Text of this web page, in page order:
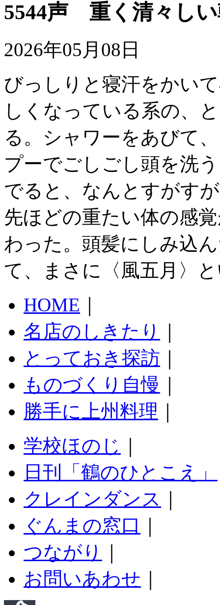
5544声 重く清々し
2026年05月08日
びっしりと寝汗をかい
しくなっている系の、
る。シャワーをあびて
プーでごしごし頭を洗
でると、なんとすがす
先ほどの重たい体の感
わった。頭髪にしみ込
て、まさに〈風五月〉
HOME
名店のしきたり
とっておき探訪
ものづくり自慢
勝手に上州料理
学校ほのじ
日刊「鶴のひとこえ」
クレインダンス
ぐんまの窓口
つながり
お問いあわせ